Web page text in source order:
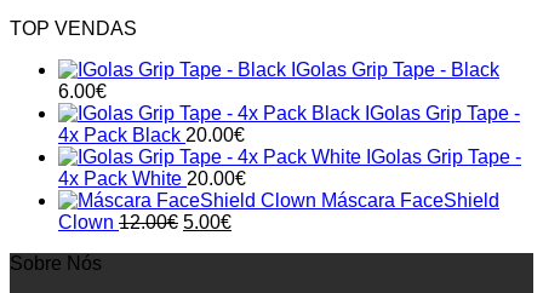
TOP VENDAS
IGolas Grip Tape - Black
6.00€
IGolas Grip Tape -
4x Pack Black 20.00€
IGolas Grip Tape -
4x Pack White 20.00€
Máscara FaceShield
Clown 12.00€ Original
5.00€Current
Sobre Nós